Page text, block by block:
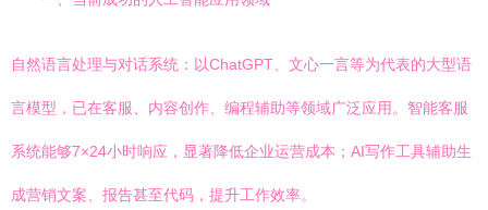
自然语言处理与对话系统：以ChatGPT、文心一言等为代表的大型语
言模型，已在客服、内容创作、编程辅助等领域广泛应用。智能客服
系统能够7×24小时响应，显著降低企业运营成本；AI写作工具辅助生
成营销文案、报告甚至代码，提升工作效率。